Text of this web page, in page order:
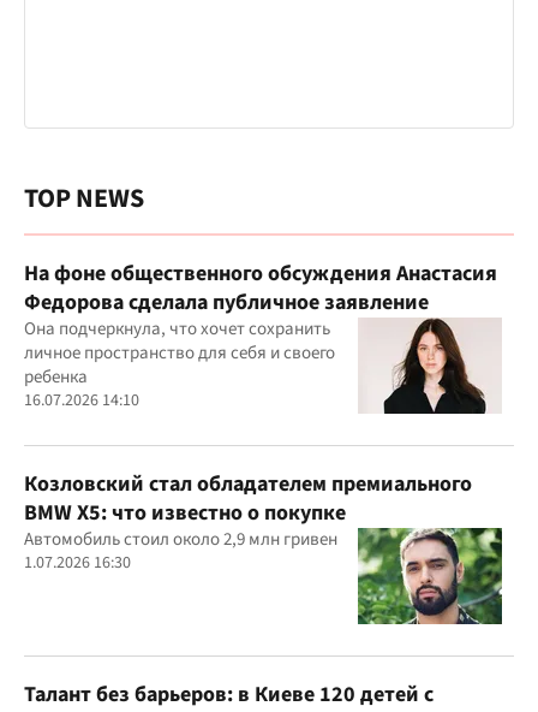
TOP NEWS
На фоне общественного обсуждения Анастасия
Федорова сделала публичное заявление
Она подчеркнула, что хочет сохранить
личное пространство для себя и своего
ребенка
16.07.2026 14:10
Козловский стал обладателем премиального
BMW X5: что известно о покупке
Автомобиль стоил около 2,9 млн гривен
1.07.2026 16:30
Талант без барьеров: в Киеве 120 детей с